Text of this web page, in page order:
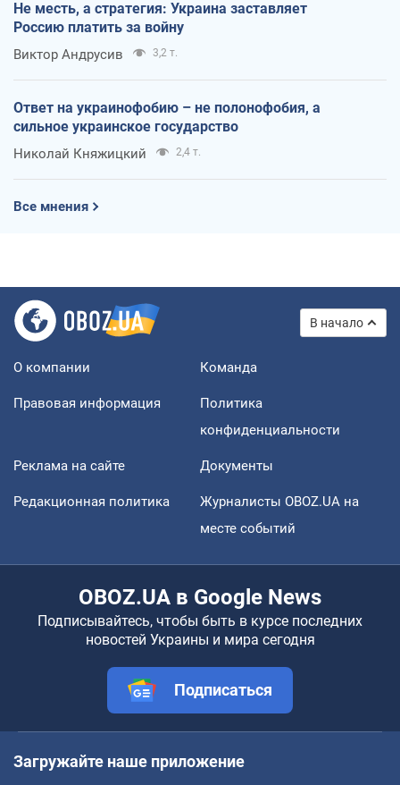
Не месть, а стратегия: Украина заставляет
Россию платить за войну
Виктор Андрусив 3,2 т.
Ответ на украинофобию – не полонофобия, а
сильное украинское государство
Николай Княжицкий 2,4 т.
Все мнения
В начало
О компании Команда
Правовая информация
Политика
конфиденциальности
Реклама на сайте Документы
Редакционная политика
Журналисты OBOZ.UA на
месте событий
OBOZ.UA в Google News
Подписывайтесь, чтобы быть в курсе последних
новостей Украины и мира сегодня
Подписаться
Загружайте наше приложение